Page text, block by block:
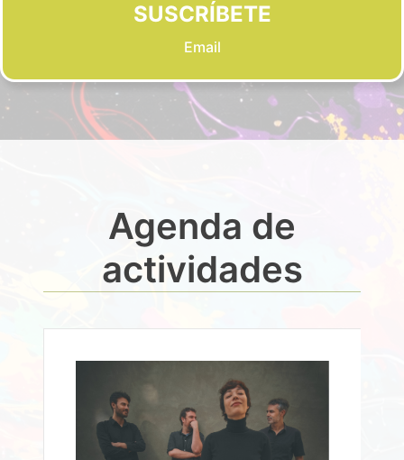
SUSCRÍBETE
Email
Agenda de
actividades